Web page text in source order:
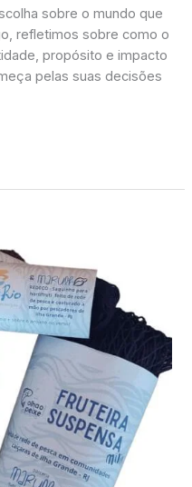
sobre o mundo que
refletimos sobre como o
propósito e impacto
pelas suas decisões